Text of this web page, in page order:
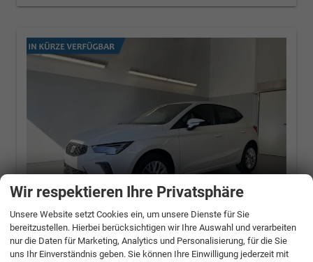
Seat Ibiza Style 80PS Voll-
Wir respektieren Ihre Privatsphäre
Unsere Website setzt Cookies ein, um unsere Dienste für Sie
bereitzustellen. Hierbei berücksichtigen wir Ihre Auswahl und verarbeiten
nur die Daten für Marketing, Analytics und Personalisierung, für die Sie
uns Ihr Einverständnis geben. Sie können Ihre Einwilligung jederzeit mit